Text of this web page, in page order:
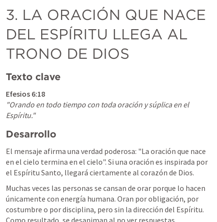
3. LA ORACIÓN QUE NACE
DEL ESPÍRITU LLEGA AL
TRONO DE DIOS
Texto clave
Efesios 6:18
"Orando en todo tiempo con toda oración y súplica en el
Espíritu."
Desarrollo
El mensaje afirma una verdad poderosa: "La oración que nace
en el cielo termina en el cielo". Si una oración es inspirada por
el Espíritu Santo, llegará ciertamente al corazón de Dios.
Muchas veces las personas se cansan de orar porque lo hacen
únicamente con energía humana. Oran por obligación, por
costumbre o por disciplina, pero sin la dirección del Espíritu.
Como resultado, se desaniman al no ver respuestas.